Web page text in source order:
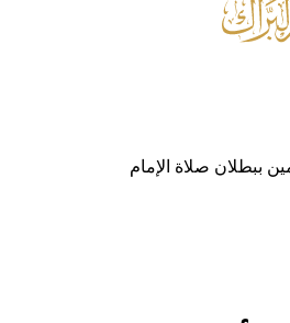
ببطلان صلاة الإمام